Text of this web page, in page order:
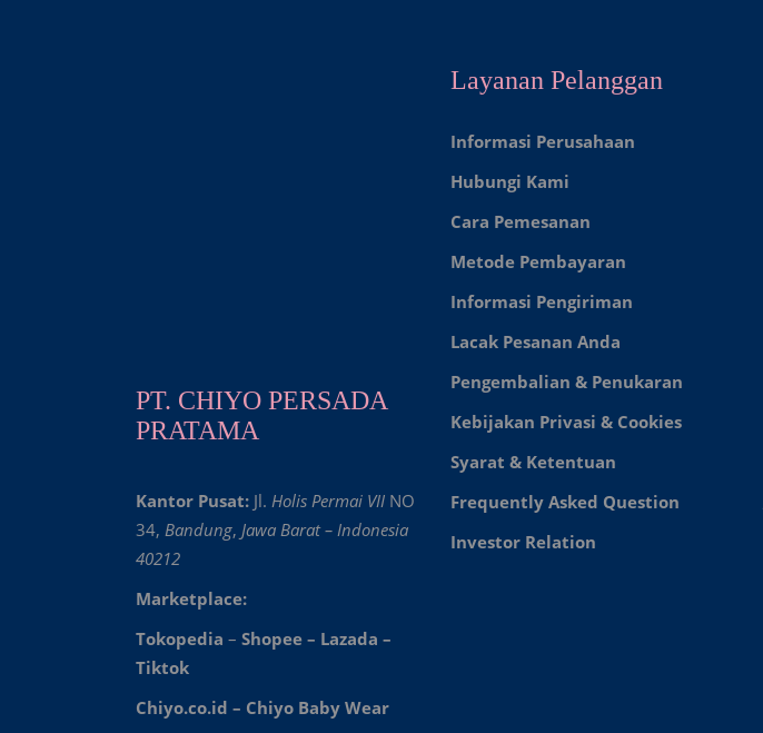
PT. CHIYO PERSADA
PRATAMA
Kantor Pusat: Jl. Holis Permai VII NO
34, Bandung, Jawa Barat – Indonesia
40212
Marketplace:
Tokopedia – Shopee – Lazada –
Tiktok
Chiyo.co.id – Chiyo Baby Wear
Layanan Pelanggan
Informasi Perusahaan
Hubungi Kami
Cara Pemesanan
Metode Pembayaran
Informasi Pengiriman
Lacak Pesanan Anda
Pengembalian & Penukaran
Kebijakan Privasi & Cookies
Syarat & Ketentuan
Frequently Asked Question
Investor Relation